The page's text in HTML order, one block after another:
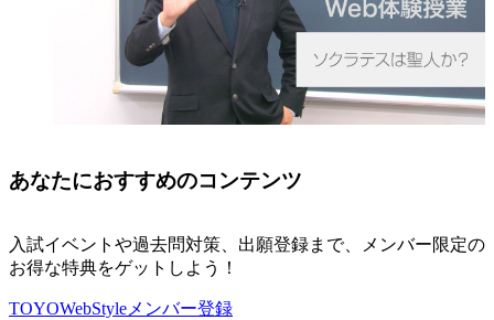
あなたにおすすめのコンテンツ
入試イベントや過去問対策、出願登録まで、メンバー限定の
お得な特典をゲットしよう！
TOYOWebStyleメンバー登録